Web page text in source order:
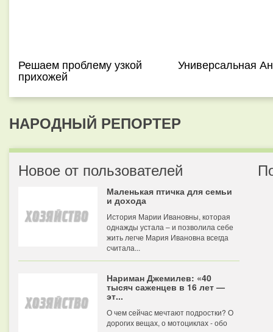
Решаем проблему узкой
прихожей
Универсальная
НАРОДНЫЙ РЕПОРТЕР
Новое от пользователей
Маленькая птичка для семьи
и дохода
История Марии Ивановны, которая
однажды устала – и позволила себе
жить легче Мария Ивановна всегда
считала...
Нариман Джемилев: «40
тысяч саженцев в 16 лет —
эт...
О чем сейчас мечтают подростки? О
дорогих вещах, о мотоциклах - обо